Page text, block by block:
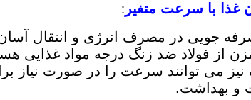
غذا با سرعت متغیر :
جویی در مصرف انرژی و انتقال
از فولاد ضد زنگ درجه مواد غذایی
می توانند سرعت را در صورت نیاز
و بهداشت.